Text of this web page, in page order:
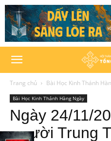
Trang chủ Bài Học Kinh Thánh
Bài Học Kinh Thánh Hàng Ngày
Ngày 24/11/
Người Trung